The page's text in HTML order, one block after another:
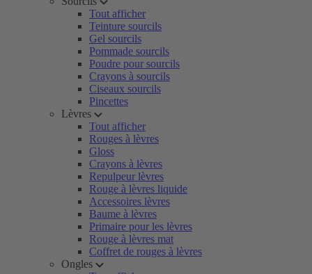
Tout afficher
Teinture sourcils
Gel sourcils
Pommade sourcils
Poudre pour sourcils
Crayons à sourcils
Ciseaux sourcils
Pincettes
Lèvres
Tout afficher
Rouges à lèvres
Gloss
Crayons à lèvres
Repulpeur lèvres
Rouge à lèvres liquide
Accessoires lèvres
Baume à lèvres
Primaire pour les lèvres
Rouge à lèvres mat
Coffret de rouges à lèvres
Ongles